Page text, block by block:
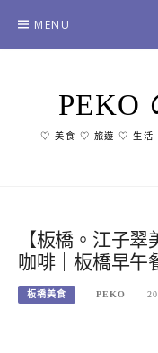
content
MENU
PEKO
♡ 美食 ♡ 旅遊 ♡ 生活 ♡
【板橋。江子翠
咖啡｜板橋早午
板橋美食 PEKO